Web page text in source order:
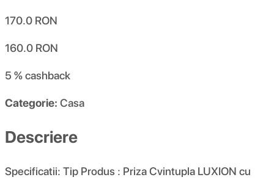
170.0 RON
160.0 RON
5 %cashback
Categorie: Casa
Descriere
Specificatii: Tip Produs : Priza Cvintupla LUXION cu